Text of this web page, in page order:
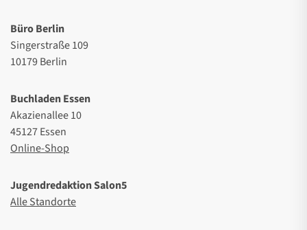
Büro Berlin
Singerstraße 109
10179 Berlin
Buchladen Essen
Akazienallee 10
45127 Essen
Online-Shop
Jugendredaktion Salon5
Alle Standorte